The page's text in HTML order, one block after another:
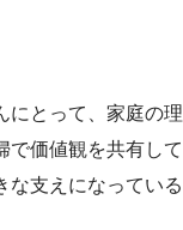
にとって、家庭の理
で価値観を共有して
な支えになっている